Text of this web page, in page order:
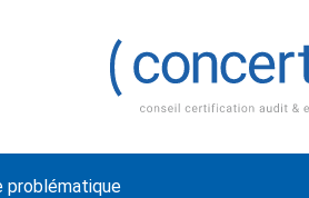
problématique